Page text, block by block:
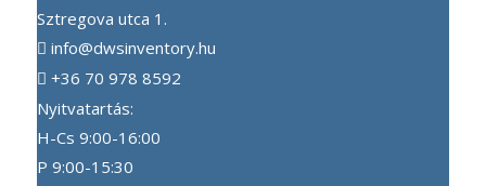
Sztregova utca 1.
info@dwsinventory.hu
+36 70 978 8592
Nyitvatartás:
H-Cs 9:00-16:00
P 9:00-15:30